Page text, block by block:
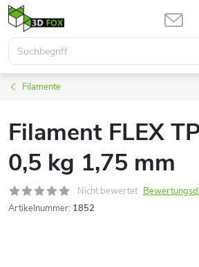
Zum
Inhalt
springen
Filamente
Filament FLEX
0,5 kg 1,75 mm
Nicht bewertet
Artikelnummer: 1852